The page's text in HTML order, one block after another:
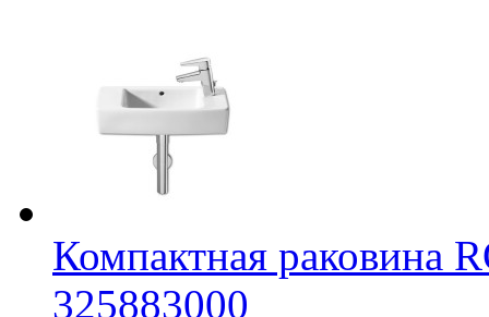
Компактная раковина
325883000